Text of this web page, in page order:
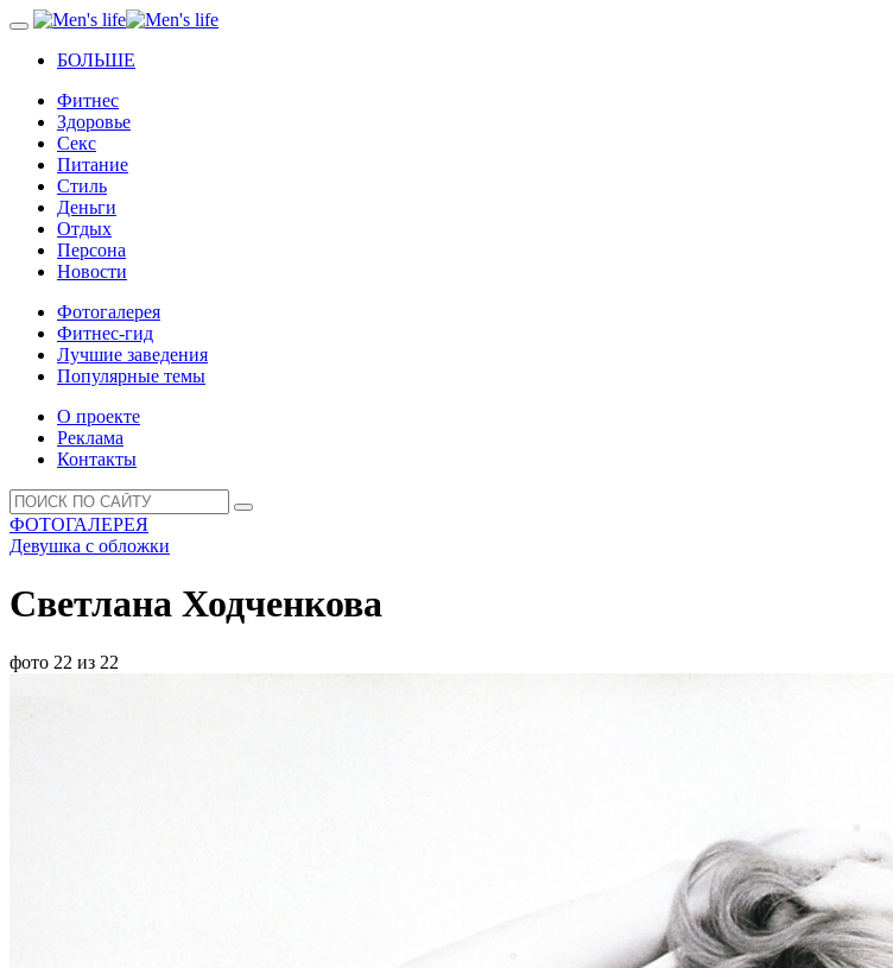
БОЛЬШЕ
Фитнес
Здоровье
Секс
Питание
Стиль
Деньги
Отдых
Персона
Новости
Фотогалерея
Фитнес-гид
Лучшие заведения
Популярные темы
О проекте
Реклама
Контакты
ФОТОГАЛЕРЕЯ
Девушка с обложки
Светлана Ходченкова
фото 22 из 22